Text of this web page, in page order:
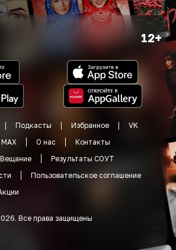
12+
Подкасты Избранное
VK
MAX О нас
Контакты
Вещание
Результаты СОУТ
Пользовательское соглашение
. Все права защищены